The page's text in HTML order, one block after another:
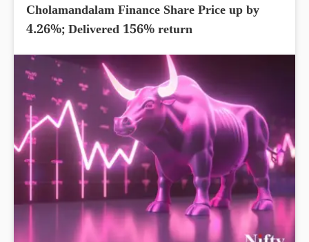
Cholamandalam Finance Share Price up by
4.26%; Delivered 156% return